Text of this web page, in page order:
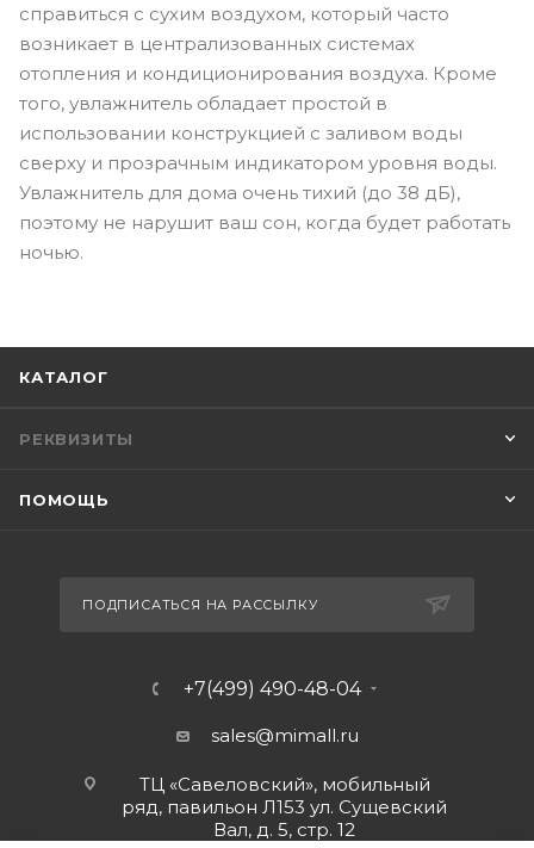
справиться с сухим воздухом, который часто
возникает в централизованных системах
отопления и кондиционирования воздуха. Кроме
того, увлажнитель обладает простой в
использовании конструкцией с заливом воды
сверху и прозрачным индикатором уровня воды.
Увлажнитель для дома очень тихий (до 38 дБ),
поэтому не нарушит ваш сон, когда будет работать
ночью.
КАТАЛОГ
РЕКВИЗИТЫ
ПОМОЩЬ
ПОДПИСАТЬСЯ НА РАССЫЛКУ
+7(499) 490-48-04
sales@mimall.ru
ТЦ «Савеловский», мобильный
ряд, павильон Л153 ул. Сущевский
Вал, д. 5, стр. 12